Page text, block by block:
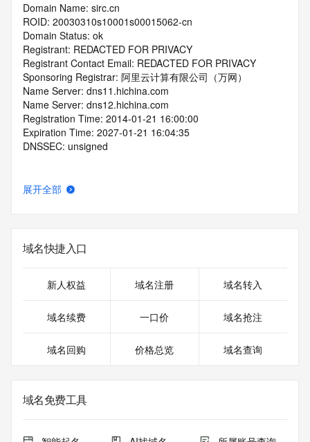
Domain Name: sirc.cn
ROID: 20030310s10001s00015062-cn
Domain Status: ok
Registrant: REDACTED FOR PRIVACY
Registrant Contact Email: REDACTED FOR PRIVACY
Sponsoring Registrar: 阿里云计算有限公司（万网）
Name Server: dns11.hichina.com
Name Server: dns12.hichina.com
Registration Time: 2014-01-21 16:00:00
Expiration Time: 2027-01-21 16:04:35
DNSSEC: unsigned
展开全部
域名快捷入口
新人权益 域名注册 域名转入
域名续费 一口价 域名抢注
域名回购 价格总览 域名查询
域名免费工具